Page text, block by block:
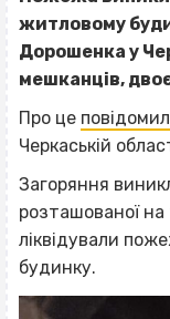
житловому
Дорошенка у
мешканців,
Про це
Черкаській
Загоряння
розташованої
ліквідували
будинку.